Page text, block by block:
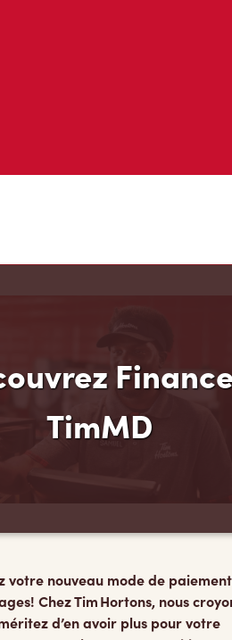
TimMD
votre nouveau mode de
Chez Tim Hortons, nous
d’en avoir plus pour votre